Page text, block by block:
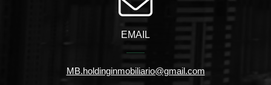
EMAIL
MB.holdinginmobiliario@gmail.com